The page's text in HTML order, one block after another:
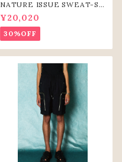
NATURE ISSUE SWEAT-SH
IRTS（LIME)
¥20,020
30%OFF